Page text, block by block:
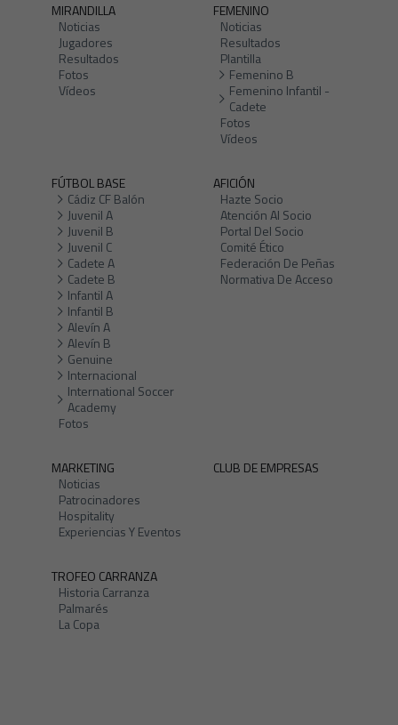
MIRANDILLA
Noticias
Jugadores
Resultados
Fotos
Vídeos
FEMENINO
Noticias
Resultados
Plantilla
Femenino B
Femenino Infantil -
Cadete
Fotos
Vídeos
FÚTBOL BASE
Cádiz CF Balón
Juvenil A
Juvenil B
Juvenil C
Cadete A
Cadete B
Infantil A
Infantil B
Alevín A
Alevín B
Genuine
Internacional
International Soccer
Academy
Fotos
AFICIÓN
Hazte Socio
Atención Al Socio
Portal Del Socio
Comité Ético
Federación De Peñas
Normativa De Acceso
MARKETING
Noticias
Patrocinadores
Hospitality
Experiencias Y Eventos
CLUB DE EMPRESAS
TROFEO CARRANZA
Historia Carranza
Palmarés
La Copa